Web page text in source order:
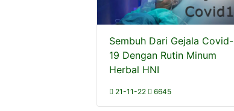
Sembuh Dari Gejala Covid-
19 Dengan Rutin Minum
Herbal HNI
21-11-22 6645